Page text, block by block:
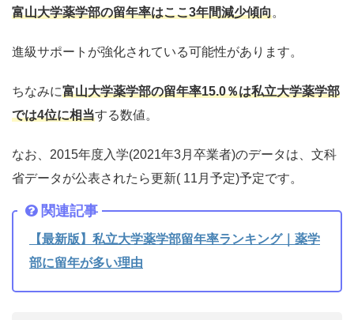
富山大学薬学部の留年率はここ3年間減少傾向。
進級サポートが強化されている可能性があります。
ちなみに富山大学薬学部の留年率15.0％は私立大学薬学部
では4位に相当する数値。
なお、2015年度入学(2021年3月卒業者)のデータは、文科
省データが公表されたら更新( 11月予定)予定です。
関連記事
【最新版】私立大学薬学部留年率ランキング｜薬学
部に留年が多い理由